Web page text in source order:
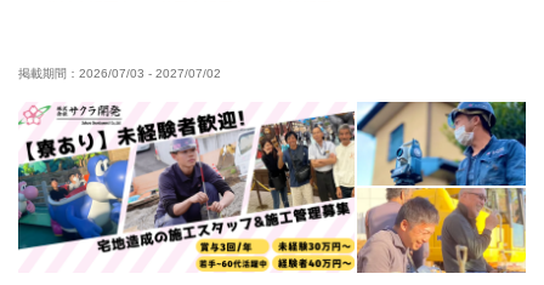
社会保険完備 制服貸与
寮・社宅あり 研修制度あり 髪型・髪色自由
掲載期間： 2026/07/03 - 2027/07/02